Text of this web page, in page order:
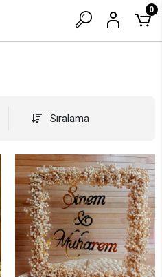
0
Sıralama